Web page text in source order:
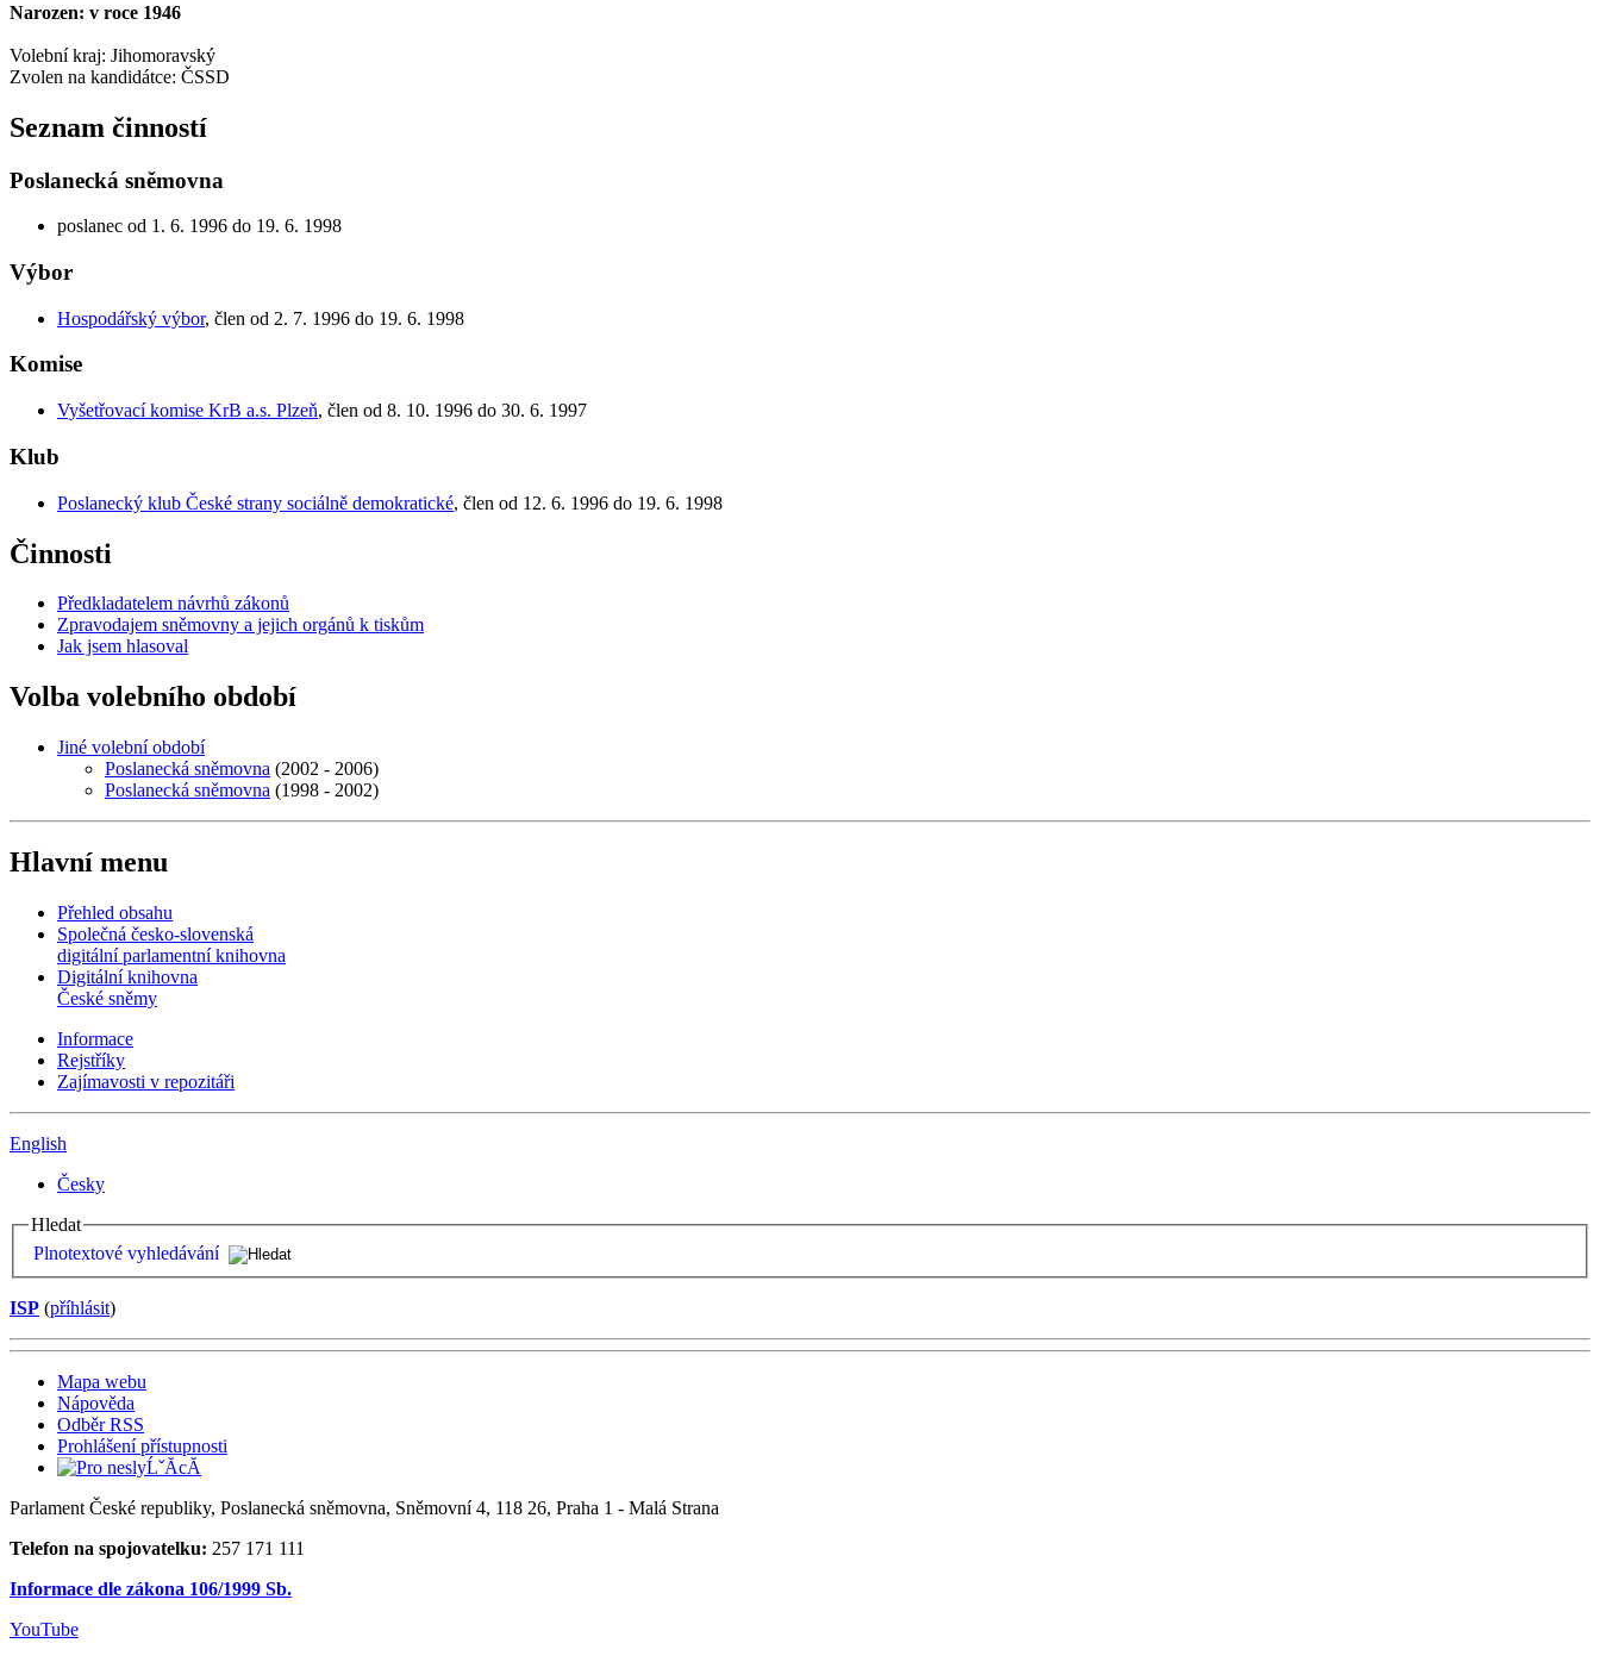
Narozen: v roce 1946
Volební kraj: Jihomoravský
Zvolen na kandidátce: ČSSD
Seznam činností
Poslanecká sněmovna
poslanec od 1. 6. 1996 do 19. 6. 1998
Výbor
Hospodářský výbor, člen od 2. 7. 1996 do 19. 6. 1998
Komise
Vyšetřovací komise KrB a.s. Plzeň, člen od 8. 10. 1996 do 30. 6. 1997
Klub
Poslanecký klub České strany sociálně demokratické, člen od 12. 6. 1996 do 19. 6. 1998
Činnosti
Předkladatelem návrhů zákonů
Zpravodajem sněmovny a jejich orgánů k tiskům
Jak jsem hlasoval
Volba volebního období
Jiné volební období
Poslanecká sněmovna (2002 - 2006)
Poslanecká sněmovna (1998 - 2002)
Hlavní menu
Přehled obsahu
Společná česko-slovenská
digitální parlamentní knihovna
Digitální knihovna
České sněmy
Informace
Rejstříky
Zajímavosti v repozitáři
English
Česky
Hledat
Plnotextové vyhledávání
ISP (příhlásit)
Mapa webu
Nápověda
Odběr RSS
Prohlášení přístupnosti
Parlament České republiky, Poslanecká sněmovna, Sněmovní 4, 118 26, Praha 1 - Malá Strana
Telefon na spojovatelku: 257 171 111
Informace dle zákona 106/1999 Sb.
YouTube